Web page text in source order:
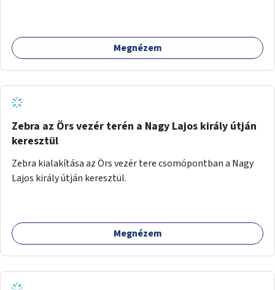
Megnézem
Zebra az Örs vezér terén a Nagy Lajos király útján
keresztül
Zebra kialakítása az Örs vezér tere csomópontban a Nagy
Lajos király útján keresztül.
Megnézem